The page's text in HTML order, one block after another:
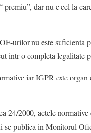
dar nu e cel la
urilor nu este suficienta
intr-o completa legalitate
iar IGPR este organ
24/2000, actele normative
se publica in Monitorul